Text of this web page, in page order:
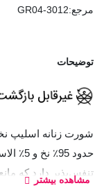
مرجع:GR04-3012
توضیحات
حدود
تنفس‌پذیر دارد که
مشاهده بیشتر